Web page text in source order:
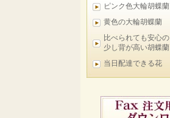
ピンク色大輪胡蝶蘭
黄色の大輪胡蝶蘭
比べられても安心の
少し背が高い胡蝶蘭
当日配達できる花